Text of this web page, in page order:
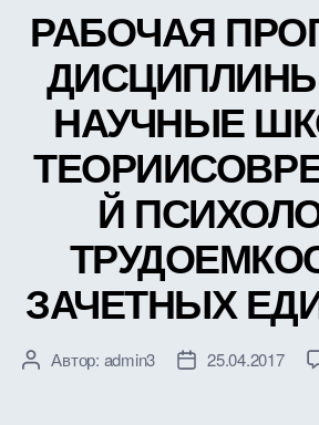
РАБОЧАЯ
НАУЧНЫЕ
Й
ЗАЧЕТНЫХ
АвторАвтор: admin3
Дата25.04.2017